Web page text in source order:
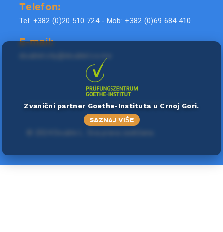
Telefon:
Tel: +382 (0)20 510 724 - Mob: +382 (0)69 684 410
E-mail:
Zvanični partner Goethe-Instituta u Crnoj Gori.
SAZNAJ VIŠE